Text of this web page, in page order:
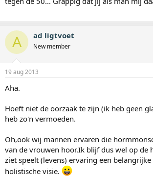
A ad ligtvoet
New member
19 aug 2013
Aha.
Hoeft niet de oorzaak te zijn (ik heb geen
heb zo'n vermoeden.
Oh,ook wij mannen ervaren die
van de vrouwen hoor.Ik blijf dus wel op de
ziet speelt (levens) ervaring een
holistische visie.